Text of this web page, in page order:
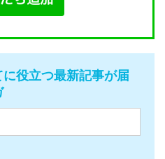
役立つ最新記事が届